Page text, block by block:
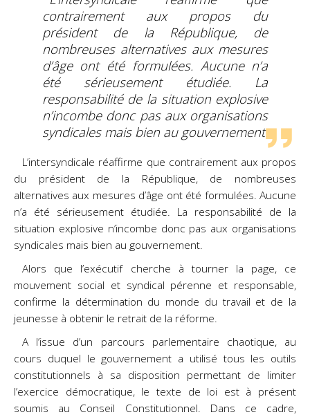
contrairement aux propos du
président de la République, de
nombreuses alternatives aux mesures
d’âge ont été formulées. Aucune n’a
été sérieusement étudiée. La
responsabilité de la situation explosive
n’incombe donc pas aux organisations
syndicales mais bien au gouvernement.
L’intersyndicale réaffirme que contrairement aux propos
du président de la République, de nombreuses
alternatives aux mesures d’âge ont été formulées. Aucune
n’a été sérieusement étudiée. La responsabilité de la
situation explosive n’incombe donc pas aux organisations
syndicales mais bien au gouvernement.
Alors que l’exécutif cherche à tourner la page, ce
mouvement social et syndical pérenne et responsable,
confirme la détermination du monde du travail et de la
jeunesse à obtenir le retrait de la réforme.
A l’issue d’un parcours parlementaire chaotique, au
cours duquel le gouvernement a utilisé tous les outils
constitutionnels à sa disposition permettant de limiter
l’exercice démocratique, le texte de loi est à présent
soumis au Conseil Constitutionnel. Dans ce cadre,